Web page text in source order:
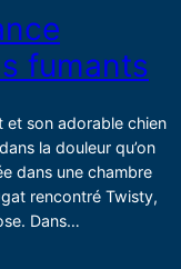
fumants
et son adorable chien
la douleur qu’on
dans une chambre
rencontré Twisty,
Dans…